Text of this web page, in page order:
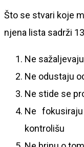
Što se stvari koje
njena lista sadrži
Ne
Ne odustaju
Ne stide se
Ne
kontrolišu